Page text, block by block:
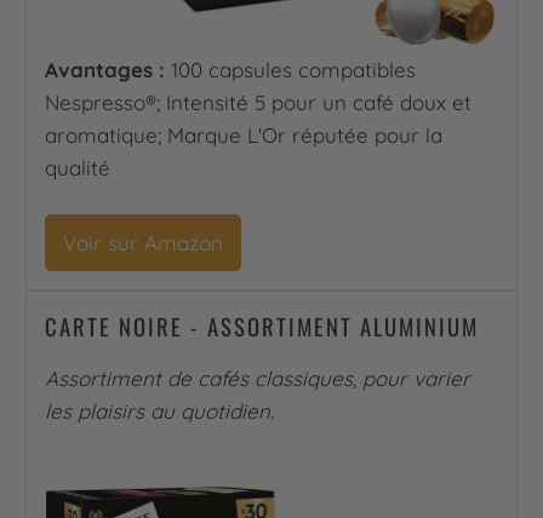
Avantages : 100 capsules compatibles
Nespresso®; Intensité 5 pour un café doux et
aromatique; Marque L'Or réputée pour la
qualité
Voir sur Amazon
CARTE NOIRE - ASSORTIMENT ALUMINIUM
Assortiment de cafés classiques, pour varier
les plaisirs au quotidien.